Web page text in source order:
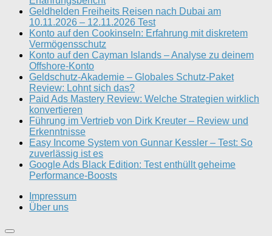
Geldhelden Freiheits Reisen nach Dubai am
10.11.2026 – 12.11.2026 Test
Konto auf den Cookinseln: Erfahrung mit diskretem
Vermögensschutz
Konto auf den Cayman Islands – Analyse zu deinem
Offshore-Konto
Geldschutz-Akademie – Globales Schutz-Paket
Review: Lohnt sich das?
Paid Ads Mastery Review: Welche Strategien wirklich
konvertieren
Führung im Vertrieb von Dirk Kreuter – Review und
Erkenntnisse
Easy Income System von Gunnar Kessler – Test: So
zuverlässig ist es
Google Ads Black Edition: Test enthüllt geheime
Performance-Boosts
Impressum
Über uns